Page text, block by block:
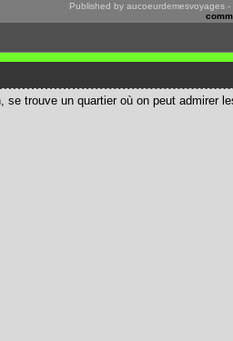
Published by aucoeurdemesvoyages -
se trouve un quartier où on peut admirer